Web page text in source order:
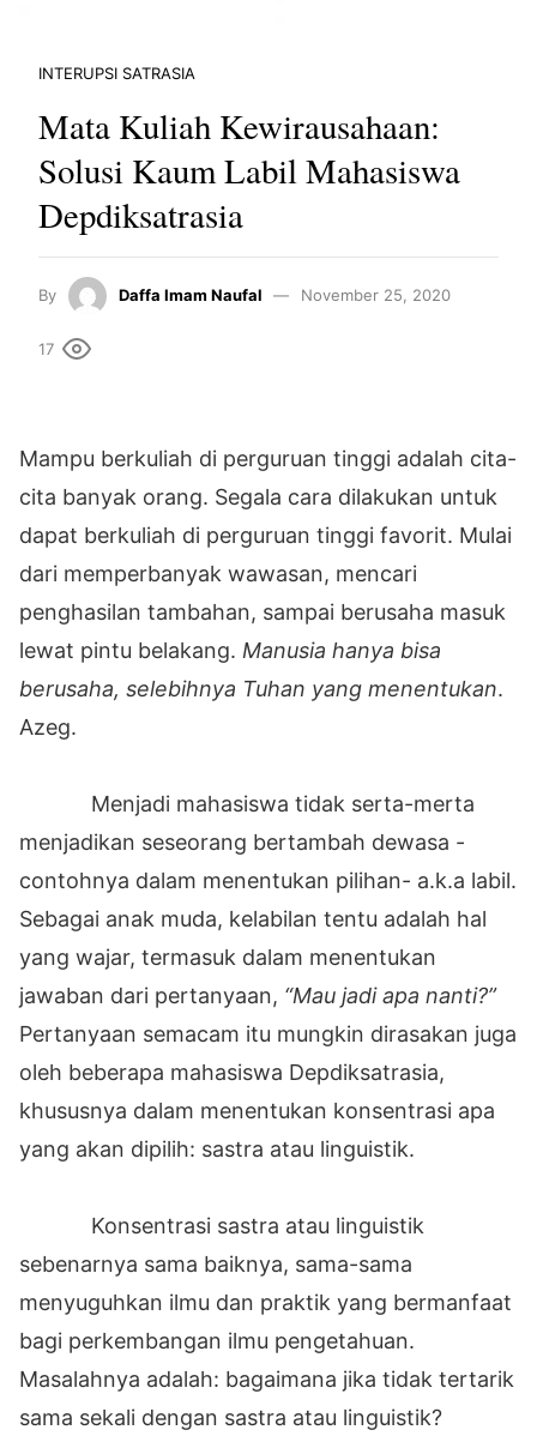
INTERUPSI SATRASIA
Mata Kuliah Kewirausahaan:
Solusi Kaum Labil Mahasiswa
Depdiksatrasia
By Daffa Imam Naufal November 25, 2020
17
Mampu berkuliah di perguruan tinggi adalah cita-
cita banyak orang. Segala cara dilakukan untuk
dapat berkuliah di perguruan tinggi favorit. Mulai
dari memperbanyak wawasan, mencari
penghasilan tambahan, sampai berusaha masuk
lewat pintu belakang. Manusia hanya bisa
berusaha, selebihnya Tuhan yang menentukan.
Azeg.
Menjadi mahasiswa tidak serta-merta
menjadikan seseorang bertambah dewasa -
contohnya dalam menentukan pilihan- a.k.a labil.
Sebagai anak muda, kelabilan tentu adalah hal
yang wajar, termasuk dalam menentukan
jawaban dari pertanyaan, “Mau jadi apa nanti?”
Pertanyaan semacam itu mungkin dirasakan juga
oleh beberapa mahasiswa Depdiksatrasia,
khususnya dalam menentukan konsentrasi apa
yang akan dipilih: sastra atau linguistik.
Konsentrasi sastra atau linguistik
sebenarnya sama baiknya, sama-sama
menyuguhkan ilmu dan praktik yang bermanfaat
bagi perkembangan ilmu pengetahuan.
Masalahnya adalah: bagaimana jika tidak tertarik
sama sekali dengan sastra atau linguistik?